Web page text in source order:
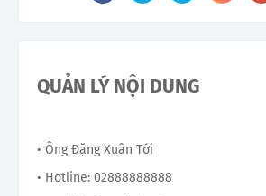
QUẢN LÝ NỘI DUNG
• Ông Đặng Xuân Tới
• Hotline: 02888888888